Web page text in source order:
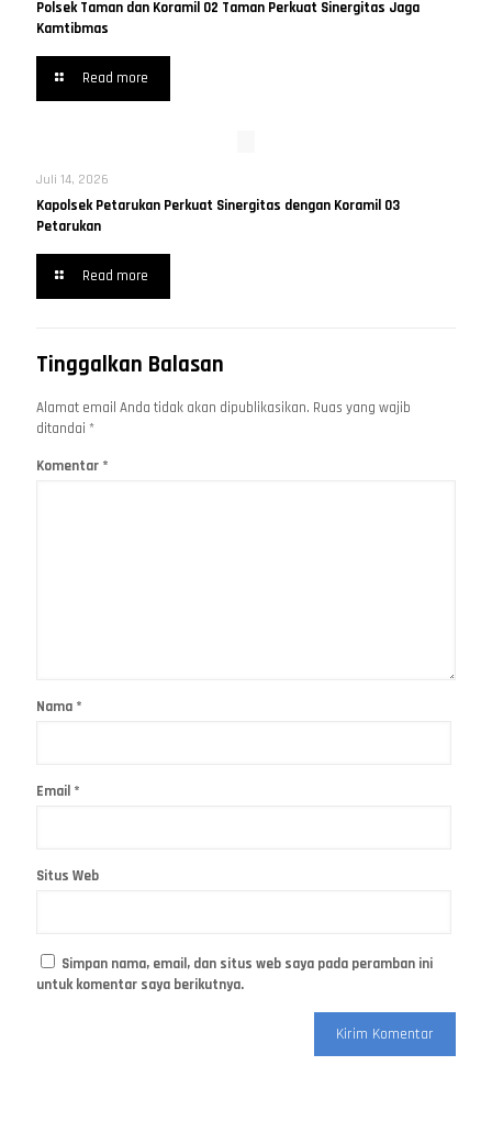
Polsek Taman dan Koramil 02 Taman Perkuat Sinergitas Jaga
Kamtibmas
Read more
Juli 14, 2026
Kapolsek Petarukan Perkuat Sinergitas dengan Koramil 03
Petarukan
Read more
Tinggalkan Balasan
Alamat email Anda tidak akan dipublikasikan. Ruas yang wajib
ditandai *
Komentar *
Nama *
Email *
Situs Web
Simpan nama, email, dan situs web saya pada peramban ini
untuk komentar saya berikutnya.